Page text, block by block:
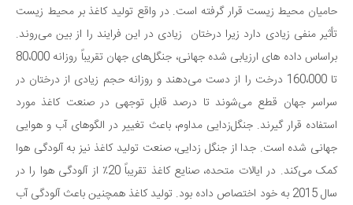
حامیان محیط زیست قرار گرفته است. در واقع تولید کاغذ بر محیط زیست
تأثیر منفی زیادی دارد زیرا درختان زیادی در این فرایند را از بین می‌روند.
براساس داده های ارزیابی شده جهانی، جنگل‌های جهان تقریباً روزانه 80،000
تا 160،000 درخت را از دست می‌دهند و روزانه حجم زیادی از درختان در
سراسر جهان قطع می‌شوند تا درصد قابل توجهی در صنعت کاغذ مورد
استفاده قرار گیرند. جنگل‌زدایی مداوم، باعث تغییر در الگوهای آب و هوایی
جهانی شده است. جدا از جنگل زدایی، صنعت تولید کاغذ نیز به آلودگی هوا
کمک می‌کند. در ایالات متحده، صنایع کاغذ تقریباً 20٪ از آلودگی هوا را در
سال 2015 به خود اختصاص داده بود. تولید کاغذ همچنین باعث آلودگی آب